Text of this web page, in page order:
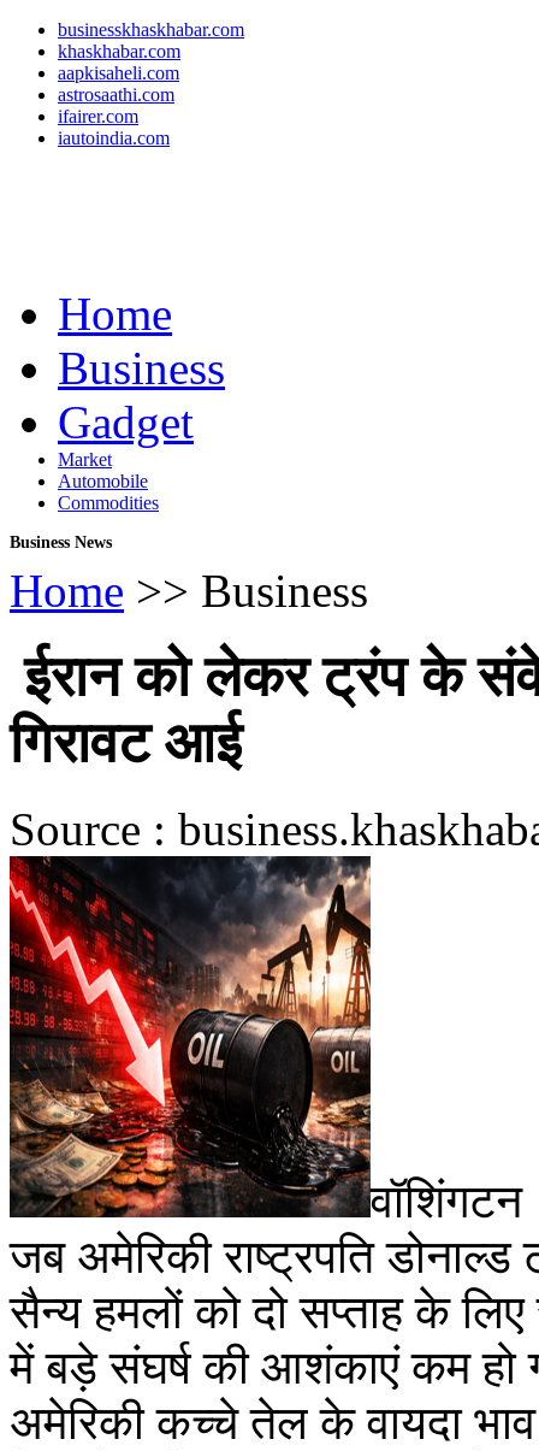
businesskhaskhabar.com
khaskhabar.com
aapkisaheli.com
astrosaathi.com
ifairer.com
iautoindia.com
Home
Business
Gadget
Market
Automobile
Commodities
Business News
Home >> Business
ईरान को लेकर ट्रंप के
गिरावट आई
Source :
जब अमेरिकी राष्ट्रपति
सैन्य हमलों को दो सप्ताह के
में बड़े संघर्ष की आशंकाएं कम
अमेरिकी कच्चे तेल के वायदा